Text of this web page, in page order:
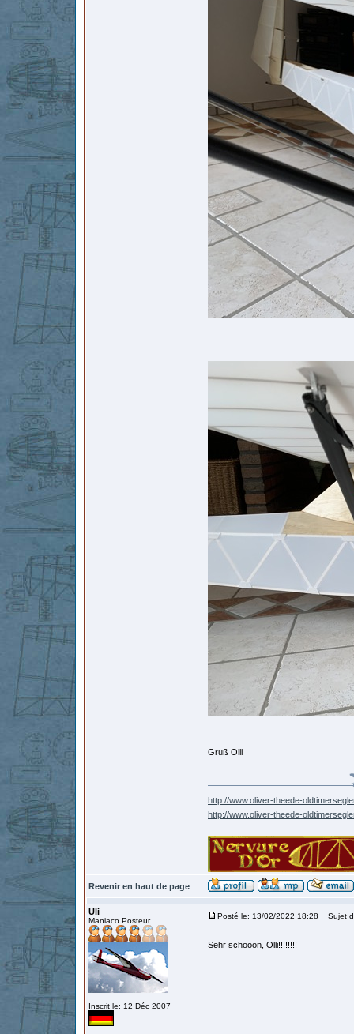
Gruß Olli
http://www.oliver-theede-
http://www.oliver-theede-
Revenir en haut de page
Uli
Maniaco Posteur
Inscrit le: 12 Déc 2007
Posté le: 13/02/2022 18:28 Sujet
Sehr schööön, Olli!!!!!!!!